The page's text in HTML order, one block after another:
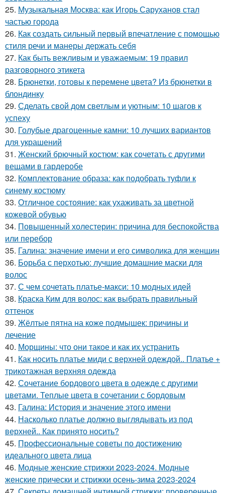
25. Музыкальная Москва: как Игорь Саруханов стал
частью города
26. Как создать сильный первый впечатление с помощью
стиля речи и манеры держать себя
27. Как быть вежливым и уважаемым: 19 правил
разговорного этикета
28. Брюнетки, готовы к перемене цвета? Из брюнетки в
блондинку
29. Сделать свой дом светлым и уютным: 10 шагов к
успеху
30. Голубые драгоценные камни: 10 лучших вариантов
для украшений
31. Женский брючный костюм: как сочетать с другими
вещами в гардеробе
32. Комплектование образа: как подобрать туфли к
синему костюму
33. Отличное состояние: как ухаживать за цветной
кожевой обувью
34. Повышенный холестерин: причина для беспокойства
или перебор
35. Галина: значение имени и его символика для женщин
36. Борьба с перхотью: лучшие домашние маски для
волос
37. С чем сочетать платье-макси: 10 модных идей
38. Краска Ким для волос: как выбрать правильный
оттенок
39. Жёлтые пятна на коже подмышек: причины и
лечение
40. Морщины: что они такое и как их устранить
41. Как носить платье миди с верхней одеждой.. Платье +
трикотажная верхняя одежда
42. Сочетание бордового цвета в одежде с другими
цветами. Теплые цвета в сочетании с бордовым
43. Галина: История и значение этого имени
44. Насколько платье должно выглядывать из под
верхней.. Как принято носить?
45. Профессиональные советы по достижению
идеального цвета лица
46. Модные женские стрижки 2023-2024. Модные
женские прически и стрижки осень-зима 2023-2024